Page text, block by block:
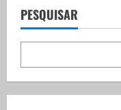
v
i
g
PESQUISAR